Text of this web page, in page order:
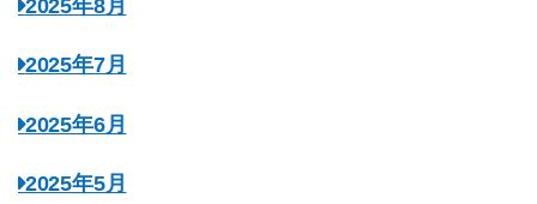
2025年8月
2025年7月
2025年6月
2025年5月